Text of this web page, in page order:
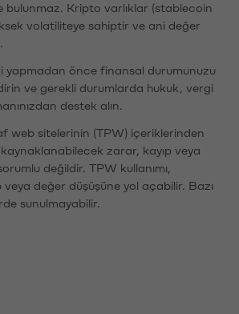
bulunmaz. Kripto varlıklar (stablecoin
volatiliteye sahiptir ve ani değer
yapmadan önce finansal durumunuzu
ve gerekli durumlarda hukuk, vergi
destek alın.
web sitelerinin (TPW) içeriklerinden
kaynaklanabilecek zarar, kayıp veya
değildir. TPW kullanımı,
veya değer düşüşüne yol açabilir. Bazı
sunulmayabilir.